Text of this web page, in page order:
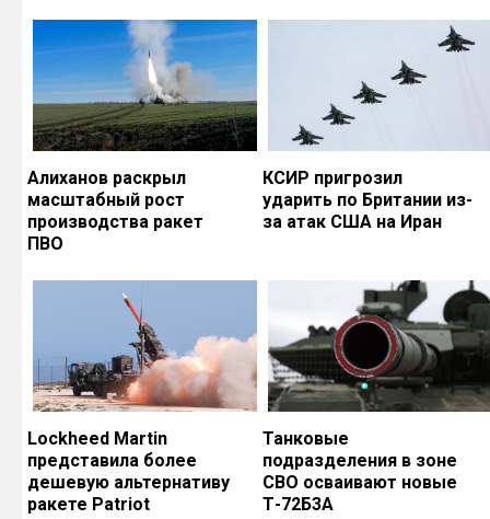
Алиханов раскрыл
масштабный рост
производства ракет
ПВО
КСИР пригрозил
ударить по Британии из-
за атак США на Иран
Lockheed Martin
представила более
дешевую альтернативу
ракете Patriot
Танковые
подразделения в зоне
СВО осваивают новые
Т-72Б3А